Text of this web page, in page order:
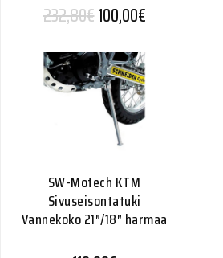
232,80€Alkuperäinen hinta
100,00€Nykyinen
SW-Motech KTM
Sivuseisontatuki
Vannekoko 21″/18″ harmaa